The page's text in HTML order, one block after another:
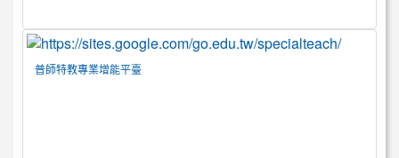
普師特教專業增能平臺